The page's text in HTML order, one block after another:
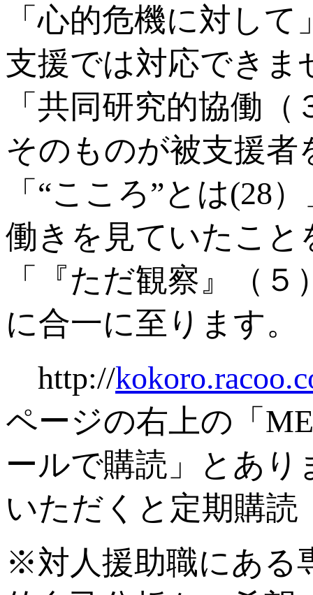
「心的危機に対し
支援では対応できま
「共同研究的協働
そのものが被支援
「“こころ”とは(28
働きを見ていたこ
「『ただ観察』（
に合一に至ります。
http://
ページの右上の「
ールで購読」とあ
いただくと定期購読
※対人援助職にある